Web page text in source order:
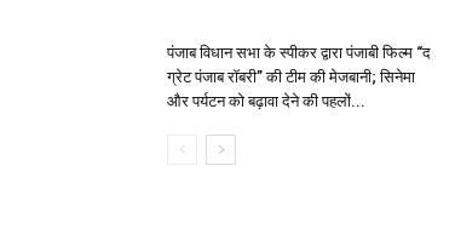
पंजाब विधान सभा के स्पीकर द्वारा पंजाबी फिल्म “द
ग्रेट पंजाब रॉबरी” की टीम की मेजबानी; सिनेमा
और पर्यटन को बढ़ावा देने की पहलों...